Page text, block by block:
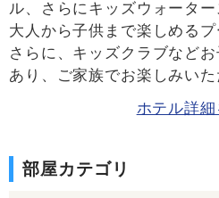
ル、さらにキッズウォーター
大人から子供まで楽しめるプ
さらに、キッズクラブなど
あり、ご家族でお楽しみいた
ホテル詳細
部屋カテゴリ